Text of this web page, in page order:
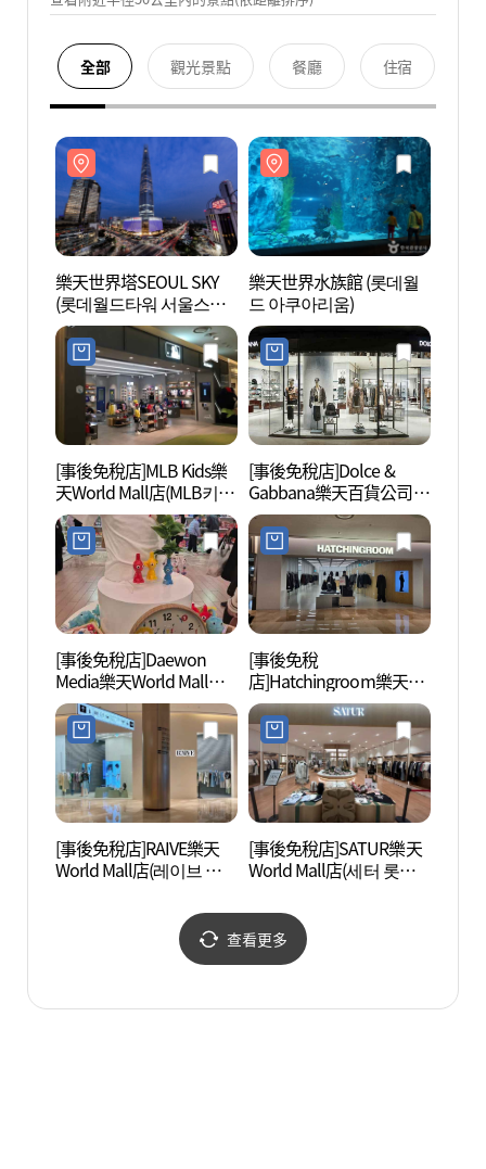
全部 觀光景點 餐廳 住宿
樂天世界塔SEOUL SKY
(롯데월드타워 서울스카
이)
樂天世界水族館 (롯데월
드 아쿠아리움)
[事後免稅店]MLB Kids樂
天World Mall店(MLB키즈
롯데월드몰점)
[事後免稅店]Dolce &
Gabbana樂天百貨公司
Avenuel蠶室店(돌체앤가
바나 롯데백화점 에비뉴
엘 잠실점)
[事後免稅店]Daewon
Media樂天World Mall店
(대원미디어 롯데월드몰
점)
[事後免稅
店]Hatchingroom樂天
World Mall店(해칭룸 롯
데월드몰점)
[事後免稅店]RAIVE樂天
World Mall店(레이브 롯
[事後免稅店]SATUR樂天
World Mall店(세터 롯데
查看更多